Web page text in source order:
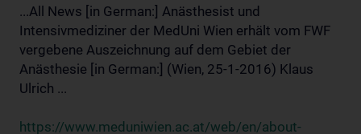
...All News [in German:] Anästhesist und
Intensivmediziner der MedUni Wien erhält vom FWF
vergebene Auszeichnung auf dem Gebiet der
Anästhesie [in German:] (Wien, 25-1-2016) Klaus
Ulrich ...
https://www.meduniwien.ac.at/web/en/about-